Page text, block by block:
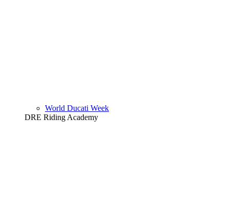
World Ducati Week
DRE Riding Academy